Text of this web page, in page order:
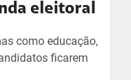
eleitoral
como educação,
ficarem